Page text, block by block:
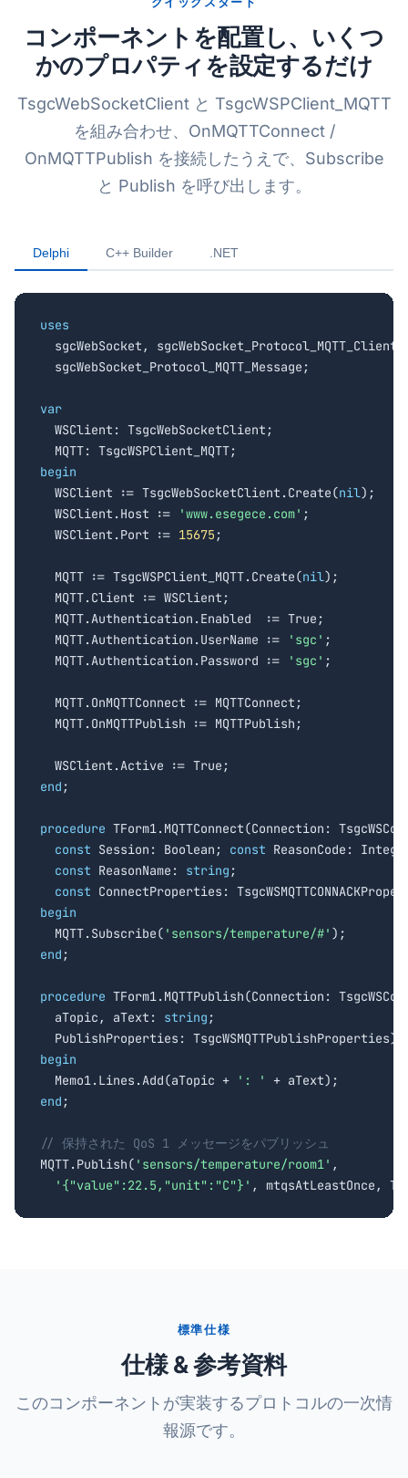
コンポーネントを配置し、いくつ
かのプロパティを設定するだけ
TsgcWebSocketClient と TsgcWSPClient_MQTT
を組み合わせ、OnMQTTConnect /
OnMQTTPublish を接続したうえで、Subscribe
と Publish を呼び出します。
Delphi C++ Builder .NET
uses
sgcWebSocket, sgcWebSocket_Protocol_MQTT_Client,
  sgcWebSocket_Protocol_MQTT_Message;
var
WSClient: TsgcWebSocketClient;
begin
WSClient := TsgcWebSocketClient.Create(nil);
  WSClient.Host :=
'www.esegece.com' ;
  WSClient.Port :=
15675 ;
  MQTT := TsgcWSPClient_MQTT.Create(
nil);
  MQTT.Client := WSClient;
  MQTT.Authentication.Enabled  := True;
  MQTT.Authentication.UserName :=
'sgc' ;
  MQTT.Authentication.Password :=
'sgc' ;
  MQTT.OnMQTTConnect := MQTTConnect;
  MQTT.OnMQTTPublish := MQTTPublish;
end ;
procedure TForm1.MQTTConnect(Connection:
const Session: Boolean; const ReasonCode:
const ReasonName: string ;
const
begin
MQTT.Subscribe( 'sensors/temperature/#'
end ;
procedure TForm1.MQTTPublish(Connection:
  aTopic, aText:
string ;
begin
Memo1.Lines.Add(aTopic +
': '
end ;
// 保持された QoS 1 メッセージをパブリッシュ
MQTT.Publish( 'sensors/temperature/room1' ,
'{"value":22.5,"unit":"C"}' , mtqsAtLeastOnce,
標準仕様
仕様 & 参考資料
このコンポーネントが実装するプロトコルの一次情
報源です。